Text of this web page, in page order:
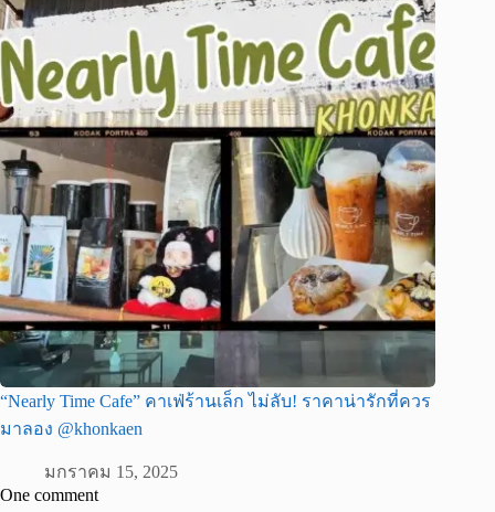
“Nearly Time Cafe” คาเฟ่ร้านเล็ก ไม่ลับ! ราคาน่ารักที่ควร
มาลอง @khonkaen
มกราคม 15, 2025
One comment